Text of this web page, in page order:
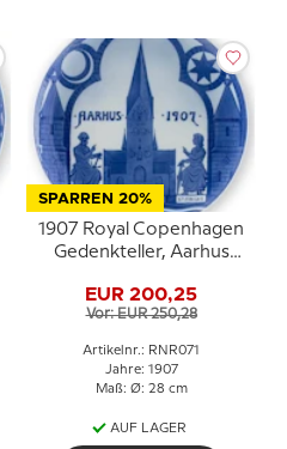
SPARREN 20%
1907 Royal Copenhagen
Gedenkteller, Aarhus
EUR 200,25
Vor: EUR 250,28
Artikelnr.: RNR071
Jahre: 1907
Maß: Ø: 28 cm
AUF LAGER